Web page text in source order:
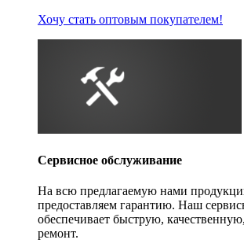
Хочу стать оптовым покупателем!
Сервисное обслуживание
На всю предлагаемую нами
предоставляем гарантию. Наш
обеспечивает быструю,
ремонт.